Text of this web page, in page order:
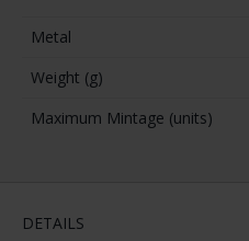
Metal
Weight (g)
Maximum Mintage (units)
DETAILS